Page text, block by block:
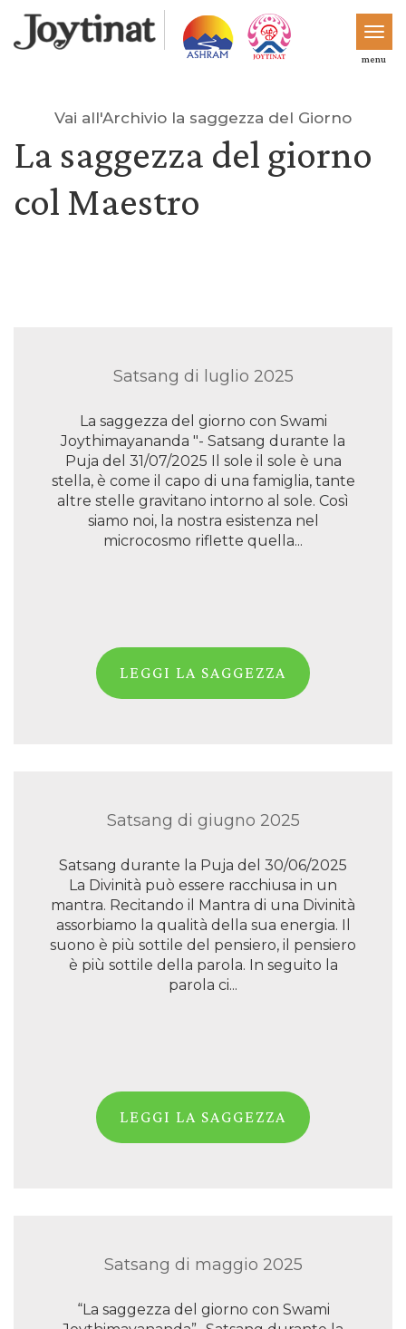
menu
La saggezza del giorno
col Maestro
Vai all'Archivio la saggezza del Giorno
Satsang di luglio 2025
La saggezza del giorno con Swami
Joythimayananda "- Satsang durante la
Puja del 31/07/2025 Il sole il sole è una
stella, è come il capo di una famiglia, tante
altre stelle gravitano intorno al sole. Così
siamo noi, la nostra esistenza nel
microcosmo riflette quella...
LEGGI LA SAGGEZZA
Satsang di giugno 2025
Satsang durante la Puja del 30/06/2025
La Divinità può essere racchiusa in un
mantra. Recitando il Mantra di una Divinità
assorbiamo la qualità della sua energia. Il
suono è più sottile del pensiero, il pensiero
è più sottile della parola. In seguito la
parola ci...
LEGGI LA SAGGEZZA
Satsang di maggio 2025
“La saggezza del giorno con Swami